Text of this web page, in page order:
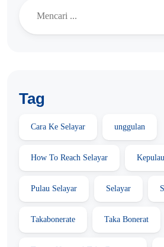
Tag
Cara Ke Selayar unggulan
How To Reach Selayar
Pulau Selayar Selayar
Takabonerate Taka Bonerat